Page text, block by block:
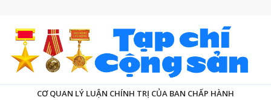
CƠ QUAN LÝ LUẬN CHÍNH TRỊ CỦA BAN CHẤP HÀNH